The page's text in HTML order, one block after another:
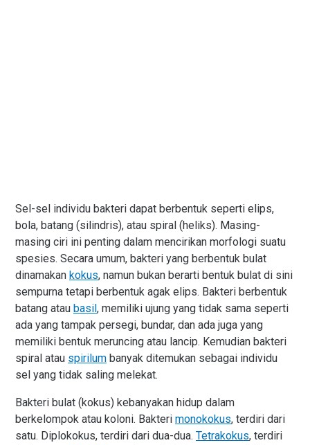
Sel-sel individu bakteri dapat berbentuk seperti elips,
bola, batang (silindris), atau spiral (heliks). Masing-
masing ciri ini penting dalam mencirikan morfologi suatu
spesies. Secara umum, bakteri yang berbentuk bulat
dinamakan kokus, namun bukan berarti bentuk bulat di sini
sempurna tetapi berbentuk agak elips. Bakteri berbentuk
batang atau basil, memiliki ujung yang tidak sama seperti
ada yang tampak persegi, bundar, dan ada juga yang
memiliki bentuk meruncing atau lancip. Kemudian bakteri
spiral atau spirilum banyak ditemukan sebagai individu
sel yang tidak saling melekat.
Bakteri bulat (kokus) kebanyakan hidup dalam
berkelompok atau koloni. Bakteri monokokus, terdiri dari
satu. Diplokokus, terdiri dari dua-dua. Tetrakokus, terdiri